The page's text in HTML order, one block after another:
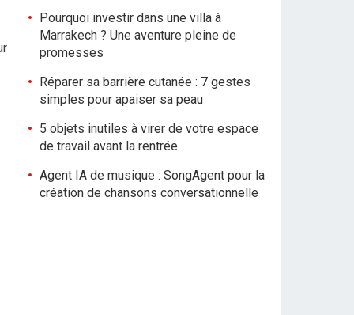
Pourquoi investir dans une villa à
Marrakech ? Une aventure pleine de
promesses
Réparer sa barrière cutanée : 7 gestes
simples pour apaiser sa peau
5 objets inutiles à virer de votre espace
de travail avant la rentrée
Agent IA de musique : SongAgent pour la
création de chansons conversationnelle